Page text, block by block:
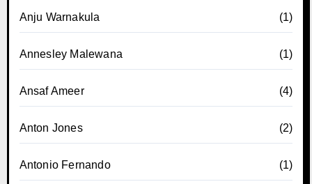
Anju Warnakula (1)
Annesley Malewana (1)
Ansaf Ameer (4)
Anton Jones (2)
Antonio Fernando (1)